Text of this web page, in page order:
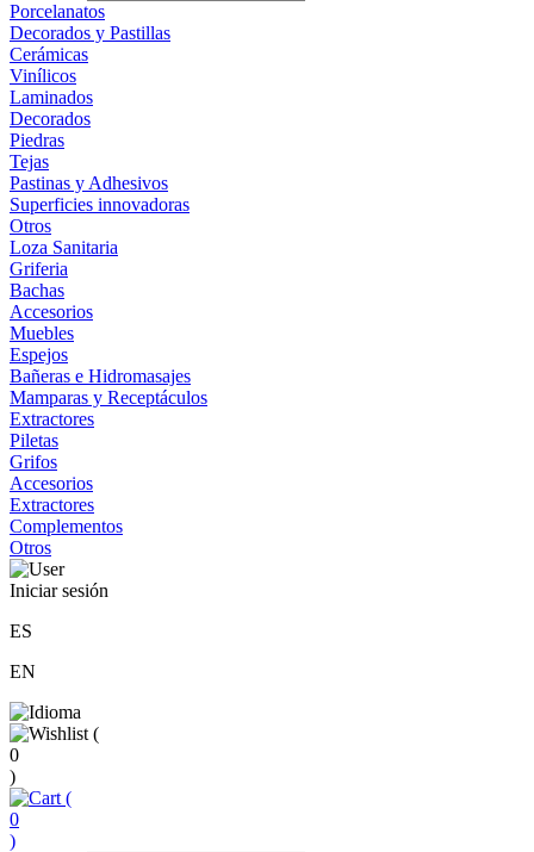
Porcelanatos
Decorados y Pastillas
Cerámicas
Vinílicos
Laminados
Decorados
Piedras
Tejas
Pastinas y Adhesivos
Superficies innovadoras
Otros
Loza Sanitaria
Griferia
Bachas
Accesorios
Muebles
Espejos
Bañeras e Hidromasajes
Mamparas y Receptáculos
Extractores
Piletas
Grifos
Accesorios
Extractores
Complementos
Otros
Iniciar sesión
ES
EN
(
0
)
(
0
)